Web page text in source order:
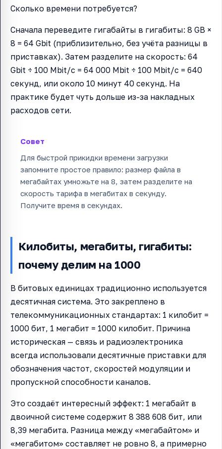
Сколько времени потребуется?
Сначала переведите гигабайты в гигабиты: 8 GB ×
8 = 64 Gbit (приблизительно, без учёта разницы в
приставках). Затем разделите на скорость: 64
Gbit ÷ 100 Mbit/с = 64 000 Mbit ÷ 100 Mbit/с = 640
секунд, или около 10 минут 40 секунд. На
практике будет чуть дольше из-за накладных
расходов сети.
Совет
Для быстрой прикидки времени загрузки
запомните простое правило: размер файла в
мегабайтах умножьте на 8, затем разделите на
скорость тарифа в мегабитах в секунду.
Получите время в секундах.
Килобиты, мегабиты, гигабиты:
почему делим на 1000
В битовых единицах традиционно используется
десятичная система. Это закреплено в
телекоммуникационных стандартах: 1 килобит =
1000 бит, 1 мегабит = 1000 килобит. Причина
историческая — связь и радиоэлектроника
всегда использовали десятичные приставки для
обозначения частот, скоростей модуляции и
пропускной способности каналов.
Это создаёт интересный эффект: 1 мегабайт в
двоичной системе содержит 8 388 608 бит, или
8,39 мегабита. Разница между «мегабайтом» и
«мегабитом» составляет не ровно 8, а примерно